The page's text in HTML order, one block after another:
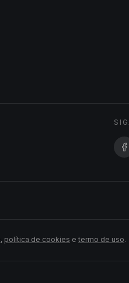
, política de cookies e termo de uso.